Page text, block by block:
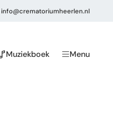
info@crematoriumheerlen.nl
Muziekboek Menu